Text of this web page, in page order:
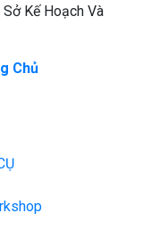
Kế Hoạch Và
Chủ